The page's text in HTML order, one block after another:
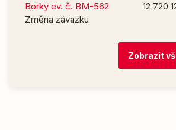
Borky ev. č. BM-562
Změna závazku
12 720
Zobrazit